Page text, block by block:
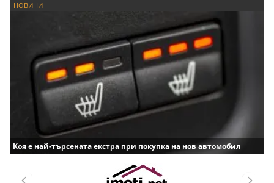
НОВИНИ
Коя е най-търсената екстра при покупка на нов автомобил